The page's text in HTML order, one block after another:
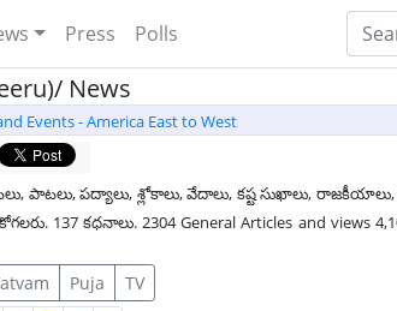
Press Polls
News
Events - America East to West
పాటలు, పద్యాలు, శ్లోకాలు, వేదాలు, కష్ట సుఖాలు, రాజకీయాలు,
137 కధనాలు. 2304 General Articles and views
Puja
TV